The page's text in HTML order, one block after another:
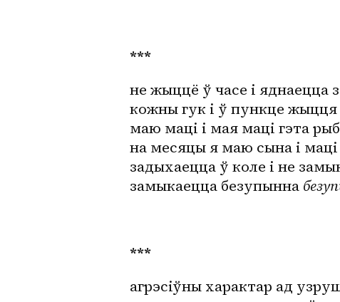
***
не жыццё ў часе і яднаецца
кожны гук і ў пункце
маю маці і мая маці гэта
на месяцы я маю сына і маці
задыхаецца ў коле і не
замыкаецца безупынна
***
агрэсіўны характар ад